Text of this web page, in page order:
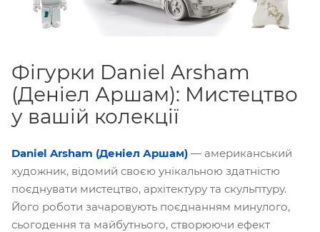
Фігурки Daniel Arsham
(Деніел Аршам): Мистецтво
у вашій колекції
Daniel Arsham (Деніел Аршам) — американський
художник, відомий своєю унікальною здатністю
поєднувати мистецтво, архітектуру та скульптуру.
Його роботи зачаровують поєднанням минулого,
сьогодення та майбутнього, створюючи ефект